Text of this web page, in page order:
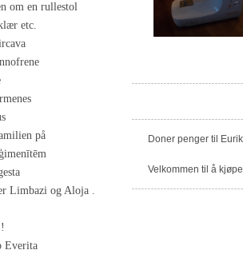
om en rullestol
etc.
på
Limbazi og Aloja .
Everita
Doner penger til
Velkommen til å